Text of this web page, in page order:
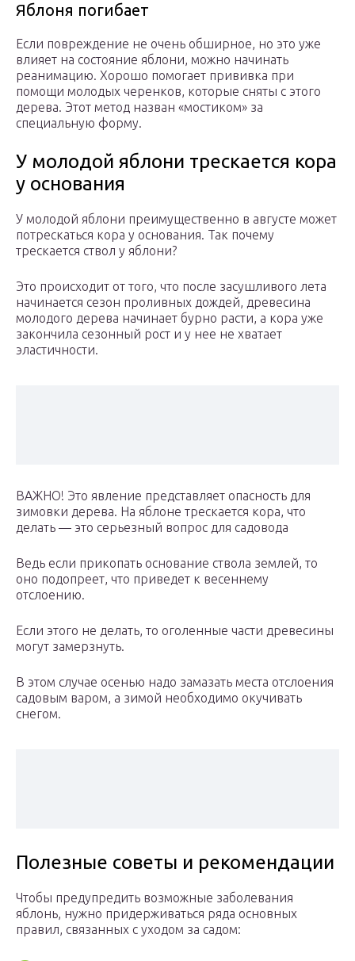
Яблоня погибает
Если повреждение не очень обширное, но это уже
влияет на состояние яблони, можно начинать
реанимацию. Хорошо помогает прививка при
помощи молодых черенков, которые сняты с этого
дерева. Этот метод назван «мостиком» за
специальную форму.
У молодой яблони трескается кора
у основания
У молодой яблони преимущественно в августе может
потрескаться кора у основания. Так почему
трескается ствол у яблони?
Это происходит от того, что после засушливого лета
начинается сезон проливных дождей, древесина
молодого дерева начинает бурно расти, а кора уже
закончила сезонный рост и у нее не хватает
эластичности.
ВАЖНО! Это явление представляет опасность для
зимовки дерева. На яблоне трескается кора, что
делать — это серьезный вопрос для садовода
Ведь если прикопать основание ствола землей, то
оно подопреет, что приведет к весеннему
отслоению.
Если этого не делать, то оголенные части древесины
могут замерзнуть.
В этом случае осенью надо замазать места отслоения
садовым варом, а зимой необходимо окучивать
снегом.
Полезные советы и рекомендации
Чтобы предупредить возможные заболевания
яблонь, нужно придерживаться ряда основных
правил, связанных с уходом за садом: